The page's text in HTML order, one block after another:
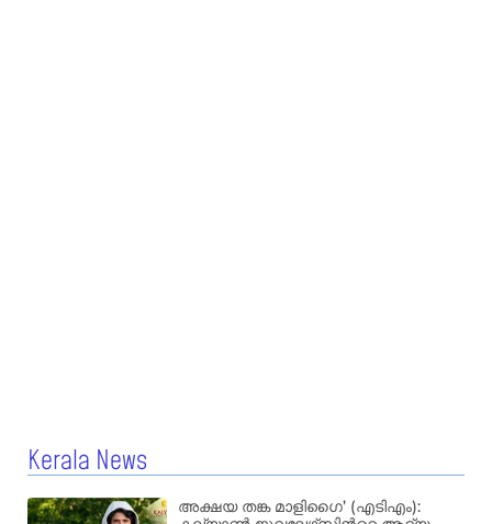
Kerala News
അക്ഷയ തങ്ക മാളിഗൈ’ (എടിഎം):